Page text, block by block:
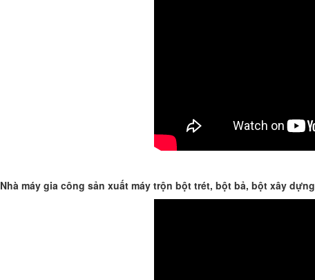
Nhà máy gia công sản xuất máy trộn bột trét, bột bả, bột xây dựng
được dùng để làm giảm nhiệt
độ của nguyên...
thiết kế thân bồn nằm ngang,
với cánh trộn bột xoay đảo